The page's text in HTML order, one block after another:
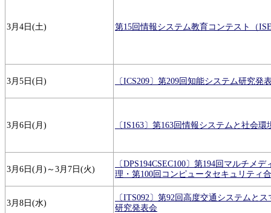
3月4日(土) 第15回情報システム教育コンテスト（
3月5日(日) 〔ICS209〕第209回知能システム研究発
3月6日(月) 〔IS163〕第163回情報システムと社会
3月6日(月)～3月7日(火)
〔DPS194CSEC100〕第194回マルチメ
理・第100回コンピュータセキュリティ
3月8日(水)
〔ITS092〕第92回高度交通システムと
研究発表会